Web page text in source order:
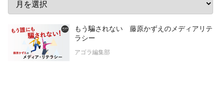
もう騙されない 藤原かずえのメディアリテ
ラシー
アゴラ編集部